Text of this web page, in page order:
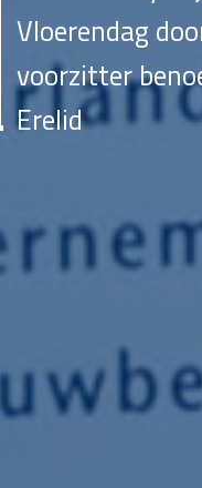
Vloerendag
voorzitter
Erelid